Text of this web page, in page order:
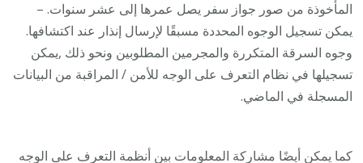
المأخوذة من صور جواز سفر يصل عمرها إلى عشر سنوات. –
يمكن تسجيل الوجوه المحددة مسبقًا لإرسال إنذار عند اكتشافها.
وجوه السرقة المتكررة والمجرمين المطلوبين ونحو ذلك ,يمكن
تسجيلها في نظام التعرف على الوجه للأمن / المراقبة من البيانات
المسجلة في الماضي.
كما يمكن أيضًا مشاركة المعلومات بين أنظمة التعرف على الوجه